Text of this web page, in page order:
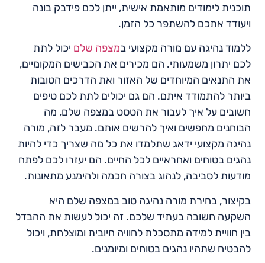
תוכנית לימודים מותאמת אישית, ייתן לכם פידבק בונה
ויעודד אתכם להשתפר כל הזמן.
ללמוד נהיגה עם מורה מקצועי במצפה שלם יכול לתת
לכם יתרון משמעותי. הם מכירים את הכבישים המקומיים,
את התנאים המיוחדים של האזור ואת הדרכים הטובות
ביותר להתמודד איתם. הם גם יכולים לתת לכם טיפים
חשובים על איך לעבור את הטסט במצפה שלם, מה
הבוחנים מחפשים ואיך להרשים אותם. מעבר לזה, מורה
נהיגה מקצועי ידאג שתלמדו את כל מה שצריך כדי להיות
נהגים בטוחים ואחראיים לכל החיים. הם יעזרו לכם לפתח
מודעות לסביבה, לנהוג בצורה חכמה ולהימנע מתאונות.
בקיצור, בחירת מורה נהיגה טוב במצפה שלם היא
השקעה חשובה בעתיד שלכם. זה יכול לעשות את ההבדל
בין חוויית למידה מתסכלת לחוויה חיובית ומוצלחת, ויכול
להבטיח שתהיו נהגים בטוחים ומיומנים.